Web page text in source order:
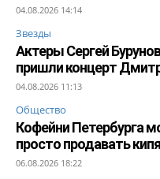
04.08.2026 14:14
Звезды
Актеры Сергей
пришли концерт
04.08.2026 11:13
Общество
Кофейни Петербурга
просто продавать
06.08.2026 18:22